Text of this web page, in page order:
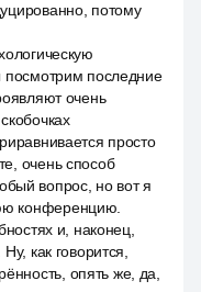
потому
посмотрим последние
очень
просто
очень способ
вопрос, но вот я
конференцию.
и, наконец,
как говорится,
опять же, да,